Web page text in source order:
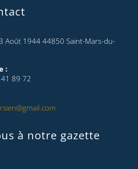
Août 1944 44850 Saint-Mars-du-
:
89 72
à notre gazette